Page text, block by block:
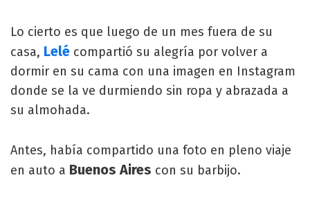
Lo cierto es que luego de un mes fuera de su
casa, Lelé compartió su alegría por volver a
dormir en su cama con una imagen en Instagram
donde se la ve durmiendo sin ropa y abrazada a
su almohada.
Antes, había compartido una foto en pleno viaje
en auto a Buenos Aires con su barbijo.